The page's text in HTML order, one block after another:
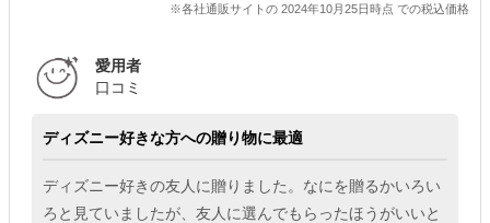
※各社通販サイトの 2024年10月25日時点 での税込価格
愛用者
口コミ
ディズニー好きな方への贈り物に最適
ディズニー好きの友人に贈りました。なにを贈るかいろい
ろと見ていましたが、友人に選んでもらったほうがいいと